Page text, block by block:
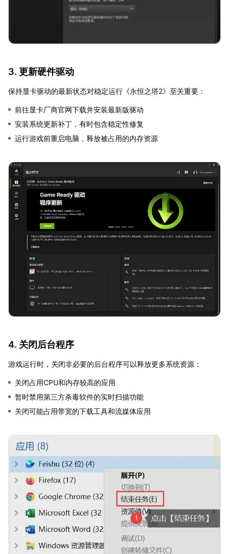
3. 更新硬件驱动
保持显卡驱动的最新状态对稳定运行《永恒之塔2》至关重要：
前往显卡厂商官网下载并安装最新版驱动
安装系统更新补丁，有时包含稳定性修复
运行游戏前重启电脑，释放被占用的内存资源
4. 关闭后台程序
游戏运行时，关闭非必要的后台程序可以释放更多系统资源：
关闭占用CPU和内存较高的应用
暂时禁用第三方杀毒软件的实时扫描功能
关闭可能占用带宽的下载工具和流媒体应用